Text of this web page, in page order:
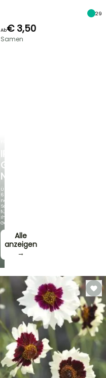
IRIS
GERMANICA
NEUHEITEN
Über
60
neue
Sorten
für
Ihren
Garten!
Alle
anzeigen
→
29
Ab€ 3,50
Samen